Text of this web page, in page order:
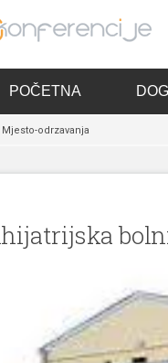
POČETNA
Mjesto-odrzavanja